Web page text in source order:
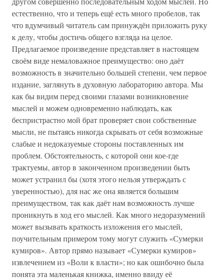
естественно, что и теперь ещё есть много пробелов, так
что вдумчивый читатель сам принуждён приложить руку
к делу, чтобы достичь общего взгляда на целое.
Предлагаемое произведение представляет в настоящем
своём виде немаловажное преимущество: оно даёт
возможность в значительно большей степени, чем первое
издание, заглянуть в духовную лабораторию автора. Мы
как бы видим перед своими глазами возникновение
мыслей и можем одновременно наблюдать, как
беспристрастно мой брат проверяет свои собственные
мысли, не пытаясь никогда скрывать от себя возможные
слабые и недоказуемые стороны поставленных им
проблем. Обстоятельность, с которой они кое-где
трактуемы, автор в законченном произведении быть
может устранил бы (хотя этого нельзя утверждать с
уверенностью), для нас же она является большим
преимуществом, так как даёт нам возможность лучше
проникнуть в ход его мыслей. Как много недоразумений
может вызывать краткость изложения его мыслей,
поучительным примером тому могут служить «Сумерки
кумиров». Автор прямо называет «Сумерки кумиров»
извлечением из «Воли к власти»; но как ошибочно была
понята эта маленькая книжка, именно ввиду её